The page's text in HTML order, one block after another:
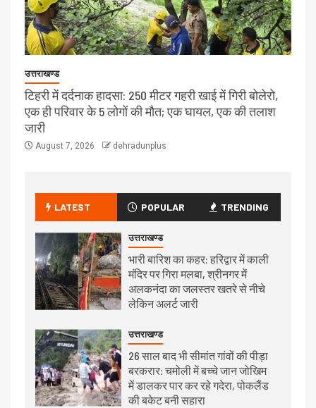
उत्तराखण्ड
टिहरी में दर्दनाक हादसा: 250 मीटर गहरी खाई में गिरी बोलेरो,
एक ही परिवार के 5 लोगों की मौत; एक घायल, एक की तलाश
जारी
August 7, 2026 dehradunplus
LATEST POPULAR TRENDING
उत्तराखण्ड
भारी बारिश का कहर: हरिद्वार में काली
मंदिर पर गिरा मलबा, श्रीनगर में
अलकनंदा का जलस्तर खतरे से नीचे
लेकिन अलर्ट जारी
उत्तराखण्ड
26 साल बाद भी सीमांत गांवों की पीड़ा
बरकरार: चमोली में बच्चे जान जोखिम
में डालकर पार कर रहे गदेरा, पोकलैंड
की बकेट बनी सहारा